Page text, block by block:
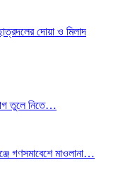
দোয়া ও মিলাদ
তুলে নিতে…
গণসমাবেশে মাওলানা…